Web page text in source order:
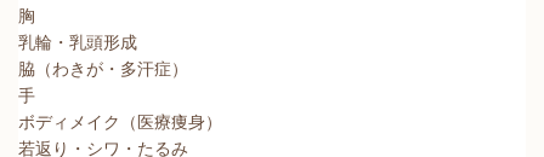
胸
乳輪・乳頭形成
脇（わきが・多汗症）
手
ボディメイク（医療痩身）
若返り・シワ・たるみ